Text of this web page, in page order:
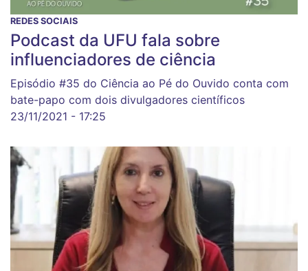
REDES SOCIAIS
Podcast da UFU fala sobre
influenciadores de ciência
Episódio #35 do Ciência ao Pé do Ouvido conta com
bate-papo com dois divulgadores científicos
23/11/2021 - 17:25